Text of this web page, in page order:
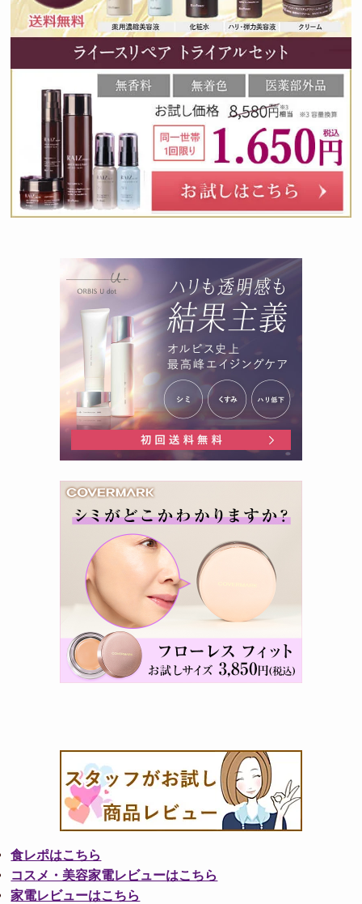
食レポはこちら
コスメ・美容家電レビューはこちら
家電レビューはこちら